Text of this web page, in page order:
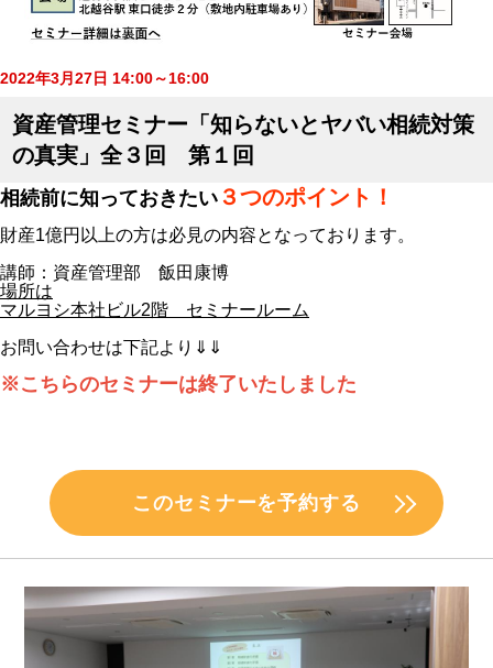
2022年3月27日 14:00～16:00
資産管理セミナー「知らないとヤバい相続対策
の真実」全３回 第１回
相続前に知っておきたい ３つのポイント！
財産1億円以上の方は必見の内容となっております。
講師：資産管理部 飯田康博
場所は
マルヨシ本社ビル2階 セミナールーム
お問い合わせは下記より⇓⇓
※こちらのセミナーは終了いたしました
このセミナーを予約する